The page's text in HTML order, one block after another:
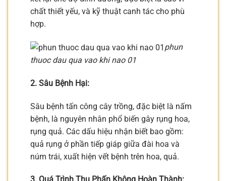
chất thiết yếu, và kỹ thuật canh tác cho phù
hợp.
phun
thuoc dau qua vao khi nao 01
2. Sâu Bệnh Hại:
Sâu bệnh tấn công cây trồng, đặc biệt là nấm
bệnh, là nguyên nhân phổ biến gây rụng hoa,
rụng quả. Các dấu hiệu nhận biết bao gồm:
quả rụng ở phần tiếp giáp giữa đài hoa và
núm trái, xuất hiện vết bệnh trên hoa, quả.